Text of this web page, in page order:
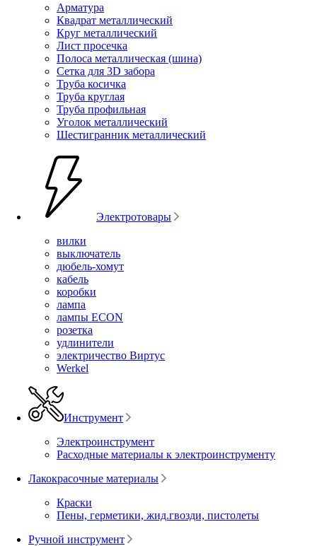
Арматура
Квадрат металлический
Круг металлический
Лист просечка
Полоса металлическая (шина)
Сетка для 3D забора
Труба косичка
Труба круглая
Труба профильная
Уголок металлический
Шестигранник металлический
Электротовары
вилки
выключатель
дюбель-хомут
кабель
коробки
лампа
лампы ECON
розетка
удлинители
электричество Виртус
Werkel
Инструмент
Электроинструмент
Расходные материалы к электроинструменту
Лакокрасочные материалы
Краски
Пены, герметики, жид.гвозди, пистолеты
Ручной инструмент